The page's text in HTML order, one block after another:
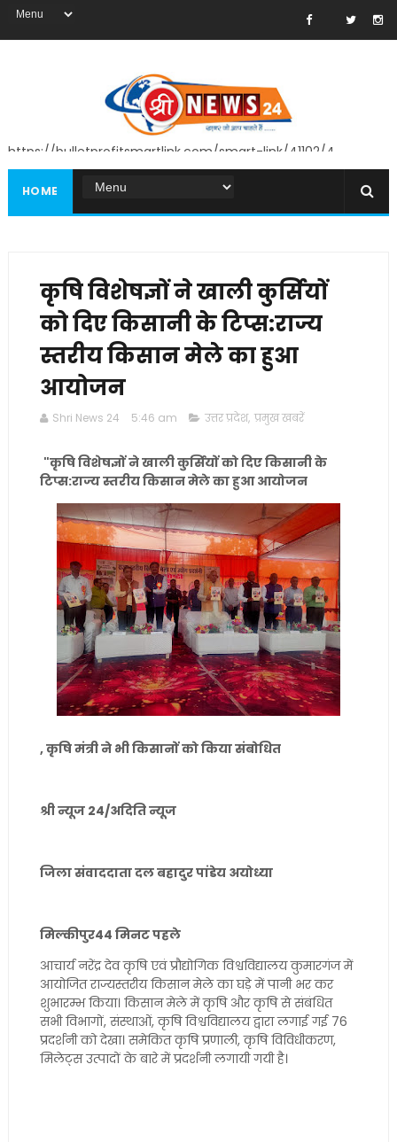
https://bulletprofitsmartlink.com/smart-link/41102/4
HOME
कृषि विशेषज्ञों ने खाली कुर्सियों
को दिए किसानी के टिप्स:राज्य
स्तरीय किसान मेले का हुआ
आयोजन
Shri News 24 5:46 am उत्तर प्रदेश, प्रमुख खबरें
"कृषि विशेषज्ञों ने खाली कुर्सियों को दिए किसानी के
टिप्स:राज्य स्तरीय किसान मेले का हुआ आयोजन
, कृषि मंत्री ने भी किसानों को किया संबोधित
श्री न्यूज 24/अदिति न्यूज
जिला संवाददाता दल बहादुर पांडेय अयोध्या
मिल्कीपुर44 मिनट पहले
आचार्य नरेंद्र देव कृषि एवं प्रौद्योगिक विश्वविद्यालय कुमारगंज में
आयोजित राज्यस्तरीय किसान मेले का घड़े में पानी भर कर
शुभारम्भ किया। किसान मेले में कृषि और कृषि से संबंधित
सभी विभागों, संस्थाओं, कृषि विश्वविद्यालय द्वारा लगाई गई 76
प्रदर्शनी को देखा। समेकित कृषि प्रणाली, कृषि विविधीकरण,
मिलेट्स उत्पादों के बारे में प्रदर्शनी लगायी गयी है।